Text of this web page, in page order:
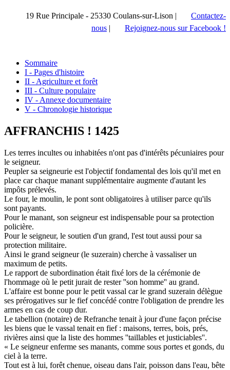
19 Rue Principale - 25330 Coulans-sur-Lison |
Contactez-
nous | Rejoignez-nous sur Facebook !
Sommaire
I - Pages d'histoire
II - Agriculture et forêt
III - Culture populaire
IV - Annexe documentaire
V - Chronologie historique
AFFRANCHIS ! 1425
Les terres incultes ou inhabitées n'ont pas d'intérêts pécuniaires pour
le seigneur.
Peupler sa seigneurie est l'objectif fondamental des lois qu'il met en
place car chaque manant supplémentaire augmente d'autant les
impôts prélevés.
Le four, le moulin, le pont sont obligatoires à utiliser parce qu'ils
sont payants.
Pour le manant, son seigneur est indispensable pour sa protection
policière.
Pour le seigneur, le soutien d'un grand, l'est tout aussi pour sa
protection militaire.
Ainsi le grand seigneur (le suzerain) cherche à vassaliser un
maximum de petits.
Le rapport de subordination était fixé lors de la cérémonie de
l'hommage où le petit jurait de rester ''son homme'' au grand.
L'affaire est bonne pour le petit vassal car le grand suzerain délègue
ses prérogatives sur le fief concédé contre l'obligation de prendre les
armes en cas de coup dur.
Le tabellion (notaire) de Refranche tenait à jour d'une façon précise
les biens que le vassal tenait en fief : maisons, terres, bois, prés,
rivières ainsi que la liste des hommes ''taillables et justiciables''.
« Le seigneur enferme ses manants, comme sous portes et gonds, du
ciel à la terre.
Tout est à lui, forêt chenue, oiseau dans l'air, poisson dans l'eau, bête